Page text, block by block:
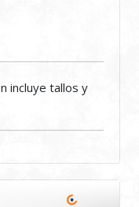
incluye tallos y